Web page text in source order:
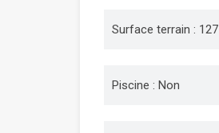
Surface terrain : 127
Piscine : Non